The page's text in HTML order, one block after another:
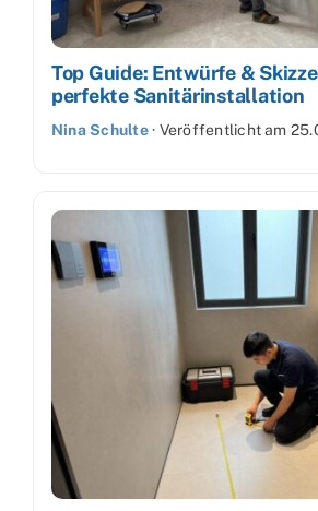
Top Guide: Entwürfe &
perfekte Sanitärinstallation
Nina Schulte· Veröffentlicht am